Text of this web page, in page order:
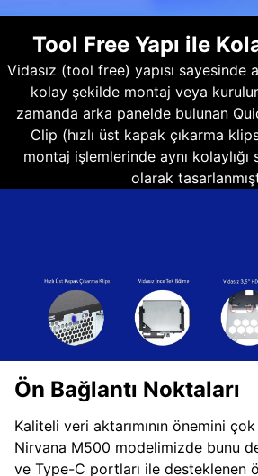
Tool Free Yapı ile
Vidasız (tool free) yapısı sayesinde
kolay şekilde montaj veya
zamanda arka panelde bulunan
Clip (hızlı üst kapak çıkarma
montaj işlemlerinde aynı
olarak
Ön Bağlantı Noktaları
Kaliteli veri aktarımının önemini
Nirvana M500 modelimizde bunu
ve Type-C portları ile desteklenen